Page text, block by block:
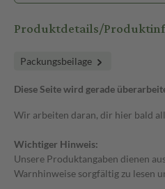
Produktdetails/
Packungsbeilage
Diese Seite wird gerade
Wir arbeiten daran, dir hier bald
Wichtiger Hinweis:
Unsere Produktangaben dienen
Warnhinweise sorgfältig zu lesen